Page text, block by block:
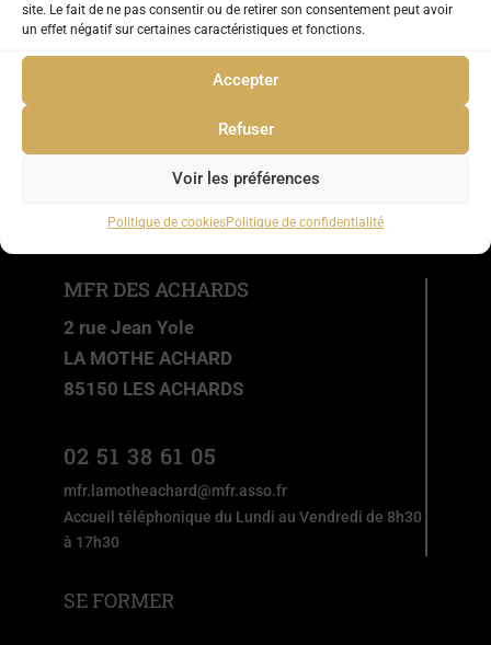
site. Le fait de ne pas consentir ou de retirer son consentement peut avoir
un effet négatif sur certaines caractéristiques et fonctions.
Accepter
Refuser
Voir les préférences
Politique de cookiesPolitique de confidentialité
MFR DES ACHARDS
2 rue Jean Yole
LA MOTHE ACHARD
85150 LES ACHARDS
02 51 38 61 05
mfr.lamotheachard@mfr.asso.fr
Accueil téléphonique du Lundi au Vendredi de 8h30
à 17h30
SE FORMER